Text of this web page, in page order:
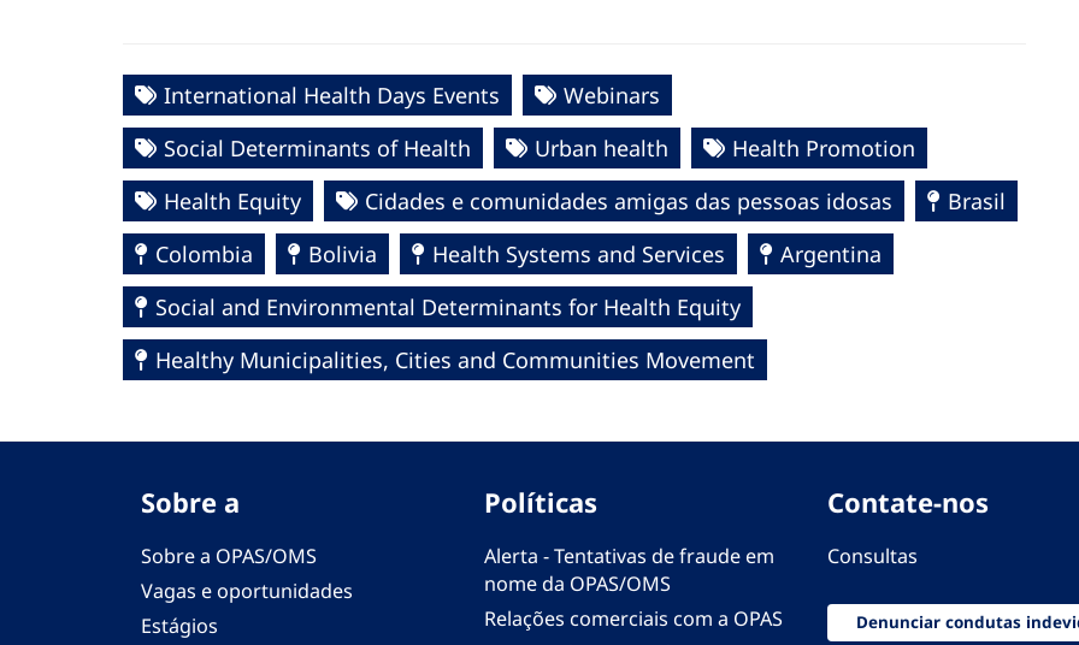
International Health Days Events
Webinars
Social Determinants of Health
Urban health
Health Promotion
Health Equity
Cidades e comunidades amigas das pessoas idosas
Brasil
Colombia
Bolivia Health Systems and Services
Argentina
Social and Environmental Determinants for Health Equity
Healthy Municipalities, Cities and Communities Movement
Sobre a
Sobre a OPAS/OMS
Vagas e oportunidades
Estágios
Políticas
Alerta - Tentativas de fraude em
nome da OPAS/OMS
Relações comerciais com a OPAS
Contate-nos
Consultas
Denunciar condutas